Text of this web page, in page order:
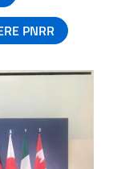
PNRR